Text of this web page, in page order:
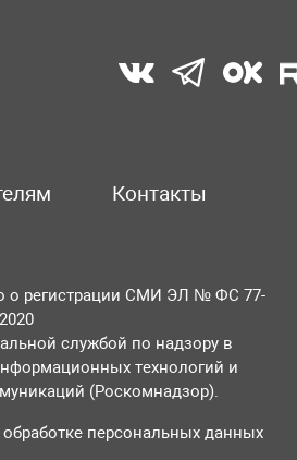
Контакты
о регистрации СМИ ЭЛ № ФС 77-
службой по надзору в
технологий и
(Роскомнадзор).
персональных данных